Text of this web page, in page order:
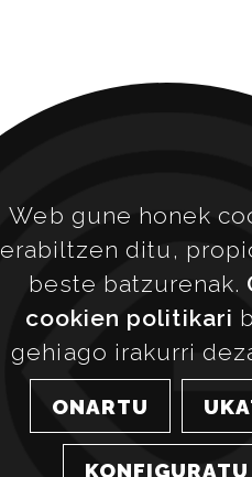
Web gune honek
erabiltzen ditu,
beste batzurenak.
cookien politikari
gehiago irakurri